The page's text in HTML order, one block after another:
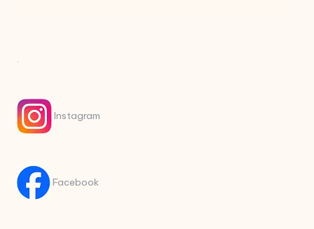
.
Instagram
Facebook